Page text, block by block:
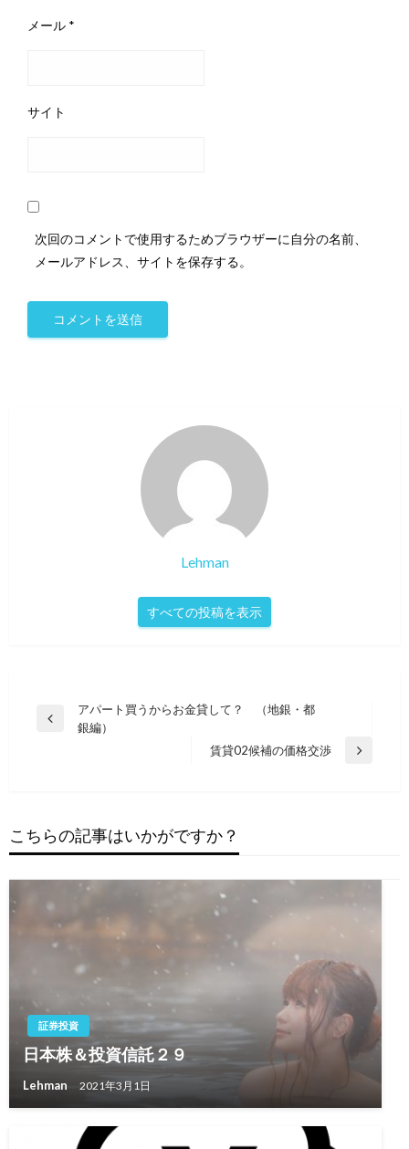
メール *
サイト
次回のコメントで使用するためブラウザーに自分の名前、
メールアドレス、サイトを保存する。
Lehman
すべての投稿を表示
投
ー
ン
アパート買うからお金貸して？ （地銀・都
銀編）
次
賃貸02候補の価格交渉
こちらの記事はいかがですか？
証券投資
日本株＆投資信託２９
Lehman 2021年3月1日